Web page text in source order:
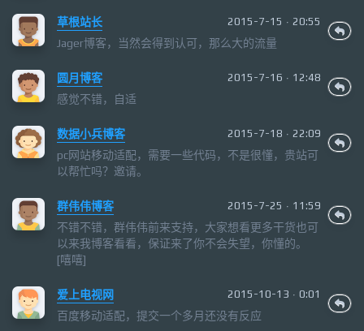
草根站长 2015-7-15 · 20:55
Jager博客，当然会得到认可，那么大的流量
圆月博客 2015-7-16 · 12:48
感觉不错，自适
数据小兵博客 2015-7-18 · 22:09
pc网站移动适配，需要一些代码，不是很懂，贵站可
以帮忙吗？邀请。
群伟伟博客 2015-7-25 · 11:59
不错不错，群伟伟前来支持，大家想看更多干货也可
以来我博客看看，保证来了你不会失望，你懂的。
[嘻嘻]
爱上电视网 2015-10-13 · 0:01
百度移动适配，提交一个多月还没有反应